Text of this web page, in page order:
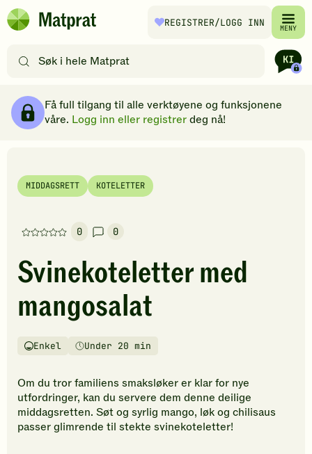
Hopp til hovedinnhold
Matprat
REGISTRER/LOGG INN MENY
etter
filtre
Få full tilgang til alle verktøyene og funksjonene
våre. Logg inn eller registrerdeg nå!
MIDDAGSRETT KOTELETTER
0
Denne
har
foreløpig
ingen
vurderinger.
den
til
å
vurdere
denne
oppskriften.
0
Svinekoteletter med
mangosalat
Vanskelighetsgrad
Enkel
TilberedningstidUnder 20 min
Om du tror familiens smaksløker er klar for nye
utfordringer, kan du servere dem denne deilige
middagsretten. Søt og syrlig mango, løk og chilisaus
passer glimrende til stekte svinekoteletter!